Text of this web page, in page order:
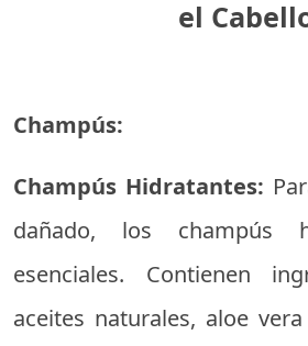
el
Champús:
Champús Hidratantes:
dañado, los champús
esenciales. Contienen
aceites naturales, aloe